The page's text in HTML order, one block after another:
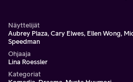
Näyttelijät
Aubrey Plaza, Cary Elwes, Ellen Wong,
Speedman
Ohjaaja
Lina Roessler
Kategoriat